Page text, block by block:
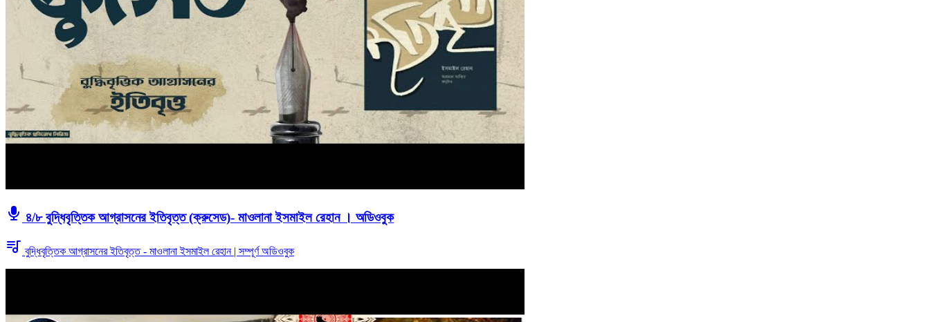
৪/৮ বুদ্ধিবৃত্তিক আগ্রাসনের ইতিবৃত্ত (ক্রুসেড)- মাওলানা ইসমাইল রেহান । অডিওবুক
বুদ্ধিবৃত্তিক আগ্রাসনের ইতিবৃত্ত - মাওলানা ইসমাইল রেহান | সম্পূর্ণ অডিওবুক